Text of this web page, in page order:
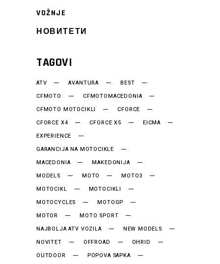
VOŽNJE
НОВИТЕТИ
TAGOVI
ATV AVANTURA
BEST
CFMOTO
CFMOTOMACEDONIA
CFMOTO MOTOCIKLI
CFORCE
CFORCE X4
CFORCE X5
EICMA
EXPERIENCE
GARANCIJA NA MOTOCIKLE
MACEDONIA
MAKEDONIJA
MODELS
MOTO
MOTO3
MOTOCIKL
MOTOCIKLI
MOTOCYCLES
MOTOGP
MOTOR
MOTO SPORT
NAJBOLJA ATV VOZILA
NEW MODELS
NOVITET
OFFROAD
OHRID
OUTDOOR
POPOVA SAPKA